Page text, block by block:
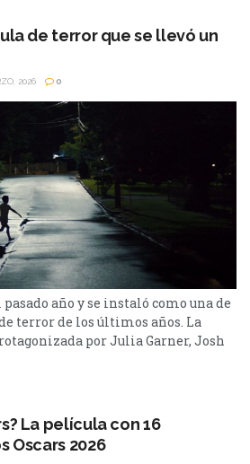
se...de terror que se llevó un
2026 0
año y se instaló como una de
terror de los últimos años. La
por Julia Garner, Josh
otros. La hora de la
historia de una desaparición de
La película con 16
Oscars 2026